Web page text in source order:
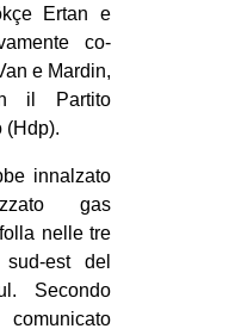
Ertan e
co-
e Mardin,
il Partito
(Hdp).
innalzato
gas
nelle tre
est del
Secondo